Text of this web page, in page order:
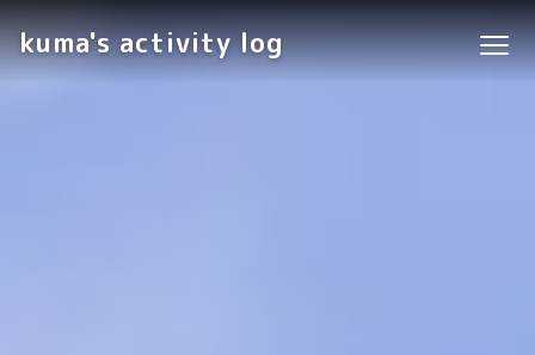
kuma's activity log